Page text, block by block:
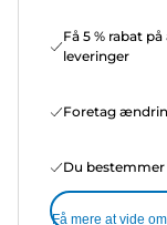
Få 5 % rabat
leveringer
Foretag
Du
Få mere at vide